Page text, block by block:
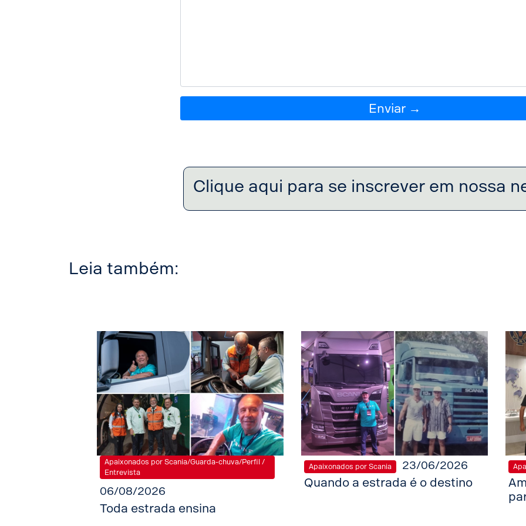
Enviar →
Clique aqui para se inscrever em nossa
Leia também:
Apaixonados por Scania/Guarda-chuva/Perfil /
Entrevista
06/08/2026
Toda estrada ensina
Apaixonados por Scania 23/06/2026
Quando a estrada é o destino